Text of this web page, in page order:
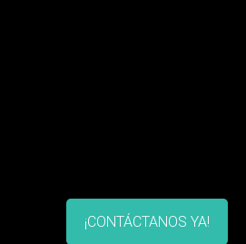
¡CONTÁCTANOS YA!